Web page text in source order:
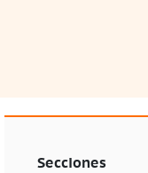
Secciones